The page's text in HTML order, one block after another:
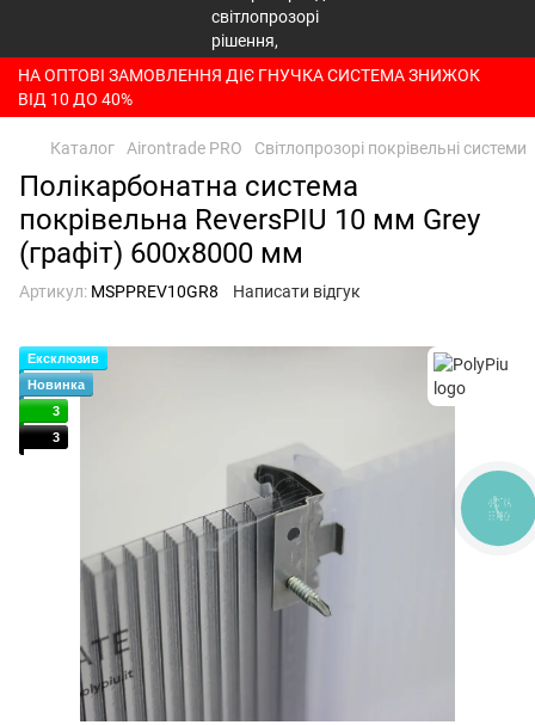
НА ОПТОВІ ЗАМОВЛЕННЯ ДІЄ ГНУЧКА СИСТЕМА ЗНИЖОК
ВІД 10 ДО 40%
Каталог Airontrade PRO Світлопрозорі покрівельні системи
Полікарбонатна система
покрівельна ReversPIU 10 мм Grey
(графіт) 600x8000 мм
Артикул: MSPPREV10GR8 Написати відгук
Ексклюзив
Новинка
3
3
КНОПКА
ЗВ'ЯЗКУ